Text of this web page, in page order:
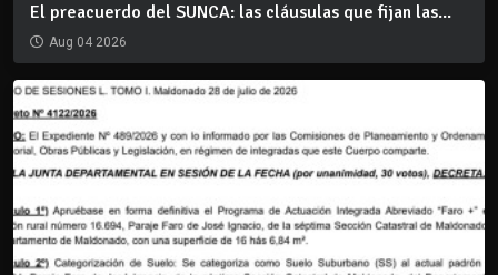
El preacuerdo del SUNCA: las cláusulas que fijan las...
Aug 04 2026